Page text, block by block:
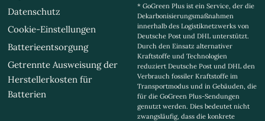
Datenschutz
Cookie-Einstellungen
Batterieentsorgung
Getrennte Ausweisung der
Herstellerkosten für
Batterien
* GoGreen Plus ist ein Service, der die
Dekarbonisierungsmaßnahmen
innerhalb des Logistiknetzwerks von
Deutsche Post und DHL unterstützt.
Durch den Einsatz alternativer
Kraftstoffe und Technologien
reduziert Deutsche Post und DHL den
Verbrauch fossiler Kraftstoffe im
Transportmodus und in Gebäuden, die
für die GoGreen Plus-Sendungen
genutzt werden. Dies bedeutet nicht
zwangsläufig, dass die konkrete